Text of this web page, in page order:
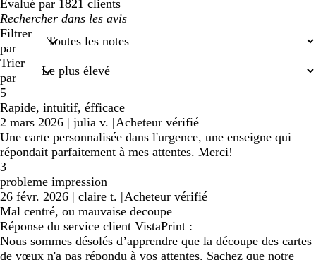
Évalué par 1821 clients
Mes
recherches
saisies
Filtrer
par
Trier
par
5
Rapide, intuitif, éfficace
2 mars 2026 | julia v. |Acheteur vérifié
Une carte personnalisée dans l'urgence, une enseigne qui
répondait parfaitement à mes attentes. Merci!
3
probleme impression
26 févr. 2026 | claire t. |Acheteur vérifié
Mal centré, ou mauvaise decoupe
Réponse du service client VistaPrint :
Nous sommes désolés d’apprendre que la découpe des cartes
de vœux n'a pas répondu à vos attentes. Sachez que notre